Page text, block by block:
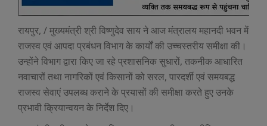
रायपुर, / मुख्यमंत्री श्री विष्णुदेव साय ने आज मंत्रालय महानदी भवन में
राजस्व एवं आपदा प्रबंधन विभाग के कार्यों की उच्चस्तरीय समीक्षा की।
उन्होंने विभाग द्वारा किए जा रहे प्रशासनिक सुधारों, तकनीक आधारित
नवाचारों तथा नागरिकों एवं किसानों को सरल, पारदर्शी एवं समयबद्ध
राजस्व सेवाएं उपलब्ध कराने के प्रयासों की समीक्षा करते हुए उनके
प्रभावी क्रियान्वयन के निर्देश दिए।